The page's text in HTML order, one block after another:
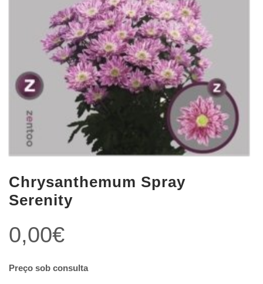
Chrysanthemum Spray
Serenity
0,00€
Preço sob consulta